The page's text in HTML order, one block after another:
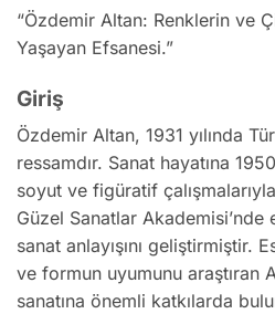
“Özdemir Altan: Renklerin ve
Yaşayan Efsanesi.”
Giriş
Özdemir Altan, 1931 yılında
ressamdır. Sanat hayatına
soyut ve figüratif
Güzel Sanatlar Akademisi’nde
sanat anlayışını geliştirmiştir.
ve formun uyumunu araştıran
sanatına önemli katkılarda